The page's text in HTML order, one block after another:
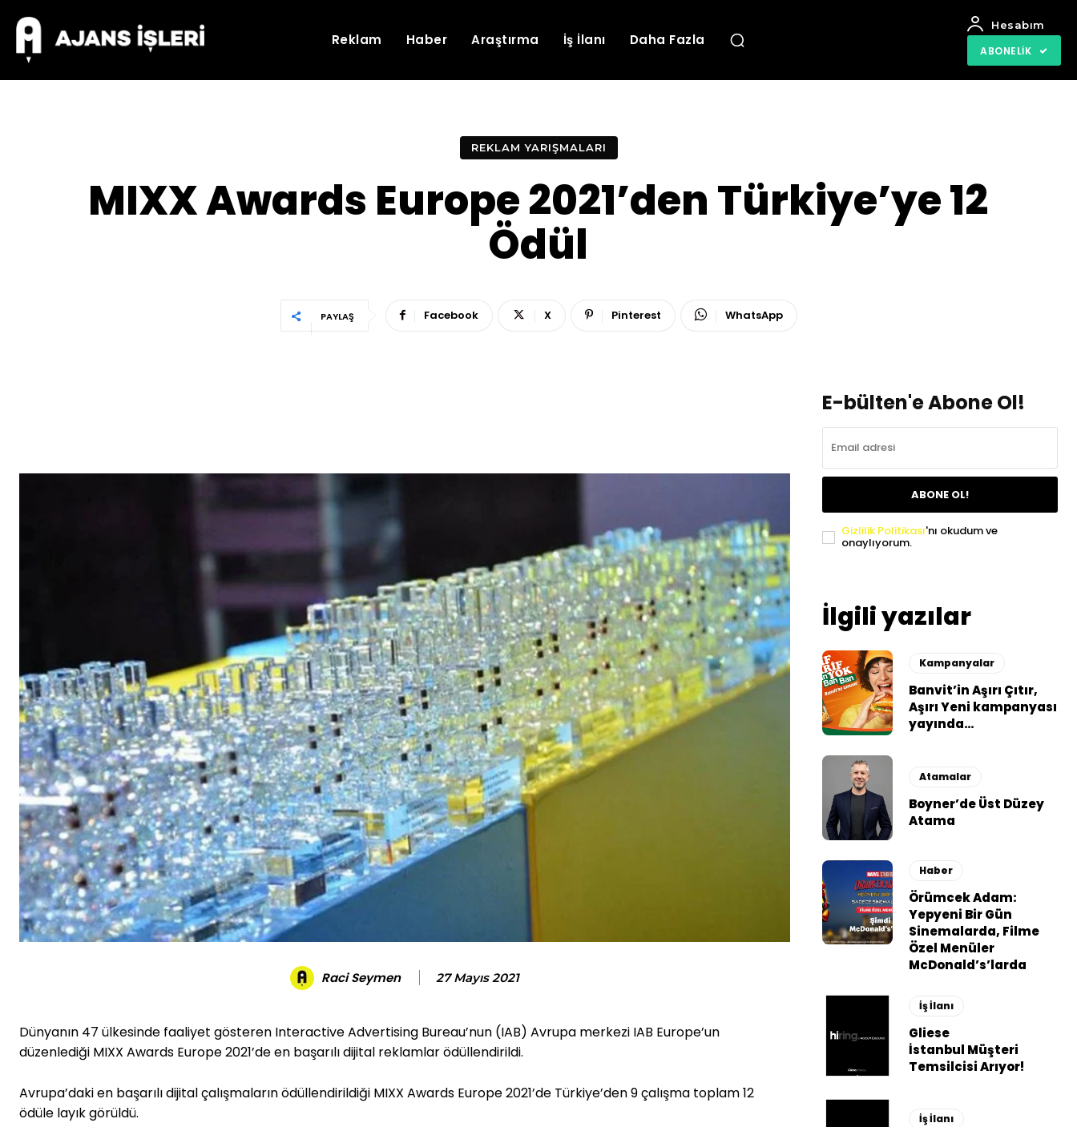
Reklam Haber Araştırma İş İlanı Daha Fazla
Hesabım
ABONELIK
REKLAM YARIŞMALARI
MIXX Awards Europe 2021’den Türkiye’ye 12
Ödül
PAYLAŞ Facebook X Pinterest WhatsApp
Raci Seymen 27 Mayıs 2021
Dünyanın 47 ülkesinde faaliyet gösteren Interactive Advertising Bureau’nun (IAB) Avrupa merkezi IAB Europe’un
düzenlediği MIXX Awards Europe 2021’de en başarılı dijital reklamlar ödüllendirildi.
Avrupa’daki en başarılı dijital çalışmaların ödüllendirildiği MIXX Awards Europe 2021’de Türkiye’den 9 çalışma toplam 12
ödüle layık görüldü.
E-bülten'e Abone Ol!
ABONE OL!
Gizlilik Politikası'nı okudum ve
onaylıyorum.
İlgili yazılar
Kampanyalar
Banvit’in Aşırı Çıtır,
Aşırı Yeni kampanyası
yayında…
Atamalar
Boyner’de Üst Düzey
Atama
Haber
Örümcek Adam:
Yepyeni Bir Gün
Sinemalarda, Filme
Özel Menüler
McDonald’s’larda
İş İlanı
Gliese
İstanbul Müşteri
Temsilcisi Arıyor!
İş İlanı